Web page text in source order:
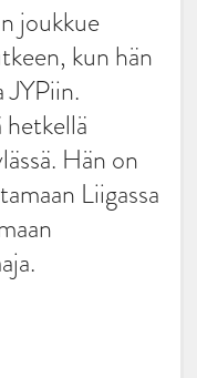
joukkue
kun hän
JYPiin.
Hän on
Liigassa